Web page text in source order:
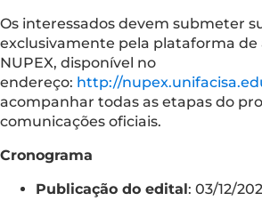
Os interessados devem submeter
exclusivamente pela plataforma de
NUPEX, disponível no
endereço: http://
acompanhar todas as etapas do
comunicações oficiais.
Cronograma
Publicação do edital: 03/12/